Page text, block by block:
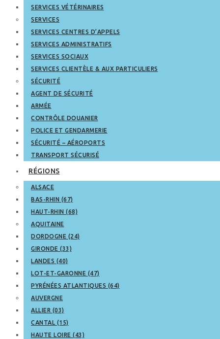
SERVICES VÉTÉRINAIRES
SERVICES
SERVICES CENTRES D’APPELS
SERVICES ADMINISTRATIFS
SERVICES SOCIAUX
SERVICES CLIENTÈLE & AUX PARTICULIERS
SÉCURITÉ
AGENT DE SÉCURITÉ
ARMÉE
CONTRÔLE DOUANIER
POLICE ET GENDARMERIE
SÉCURITÉ – AÉROPORTS
TRANSPORT SÉCURISÉ
RÉGIONS
ALSACE
BAS-RHIN (67)
HAUT-RHIN (68)
AQUITAINE
DORDOGNE (24)
GIRONDE (33)
LANDES (40)
LOT-ET-GARONNE (47)
PYRÉNÉES ATLANTIQUES (64)
AUVERGNE
ALLIER (03)
CANTAL (15)
HAUTE LOIRE (43)